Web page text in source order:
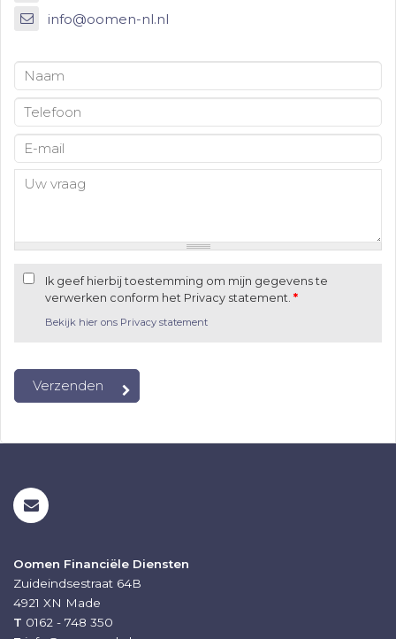
info@oomen-nl.nl
Ik geef hierbij toestemming om mijn gegevens te
verwerken conform het Privacy statement. *
Bekijk hier ons Privacy statement
Oomen Financiële Diensten
Zuideindsestraat 64B
4921 XN Made
T 0162 - 748 350